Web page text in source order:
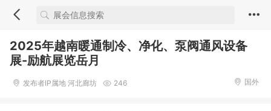
2025年越南暖通制冷、净化、泵阀通风设备
展-励航展览岳月
发布者IP属地 河北廊坊 246 国外